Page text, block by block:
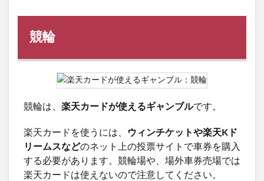
競輪
競輪は、 楽天カードが使えるギャンブルです。
楽天カードを使うには、
ウィンチケットや楽天Kド
リームスなどのネット上の投票サイトで車券を購入
する必要があります。競輪場や、場外車券売場では
楽天カードは使えないので注意してください。